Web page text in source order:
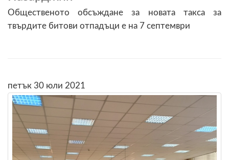
Общественото обсъждане за новата такса за
твърдите битови отпадъци е на 7 септември
петък 30 юли 2021